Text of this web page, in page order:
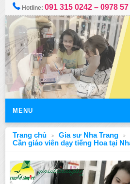
Hotline:091 315 0242 – 0978
MENU
Trang chủ
Gia sư Nha Trang
Cần giáo viên dạy tiếng Hoa tại